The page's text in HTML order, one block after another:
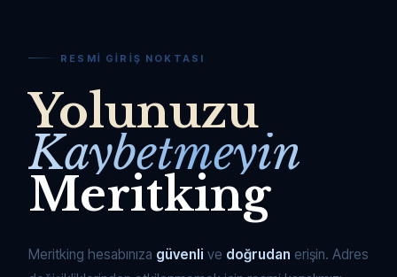
RESMI GIRIŞ NOKTASI
Yolunuzu
Kaybetmeyin
Meritking
Meritking hesabınıza güvenli ve doğrudan erişin. Adres